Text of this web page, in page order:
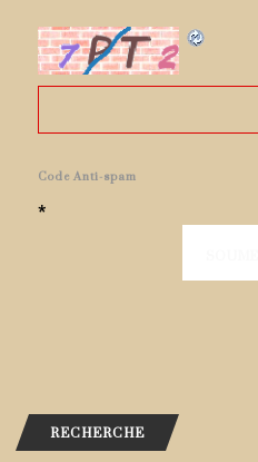
Code Anti-spam
*
RECHERCHE